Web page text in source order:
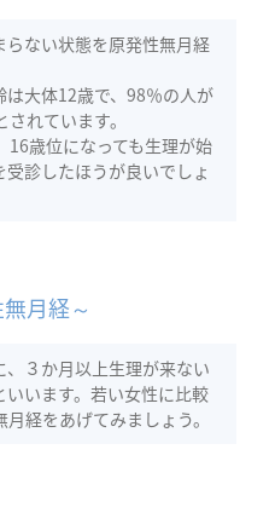
らない状態を原発性無月経
大体12歳で、98％の人が
れています。
16歳位になっても生理が始
診したほうが良いでしょ
月経～
３か月以上生理が来ない
います。若い女性に比較
経をあげてみましょう。